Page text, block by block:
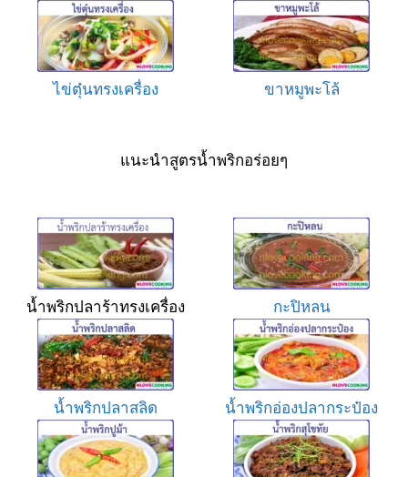
ไข่ตุ๋นทรงเครื่อง ขาหมูพะโล้
แนะนำสูตรน้ำพริกอร่อยๆ
น้ำพริกปลาร้าทรงเครื่อง กะปิหลน
น้ำพริกปลาสลิด น้ำพริกอ่องปลากระป๋อง